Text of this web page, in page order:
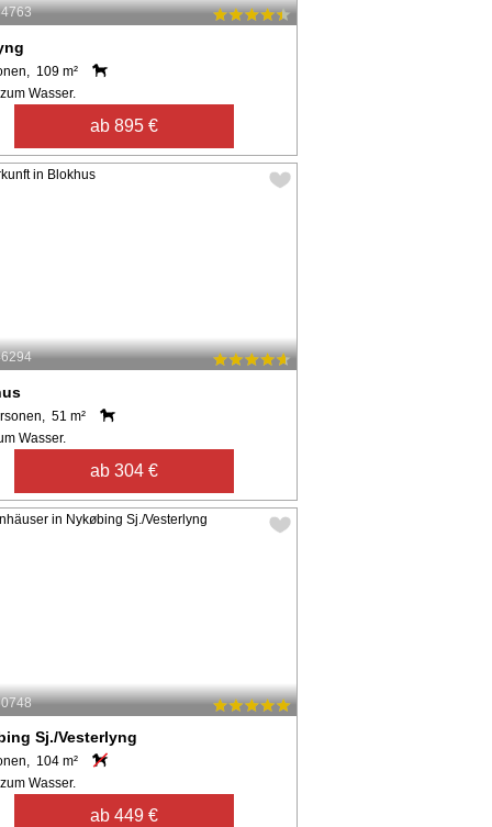
109 m²
Wasser.
ab 895 €
51 m²
Wasser.
ab 304 €
Sj./Vesterlyng
104 m²
Wasser.
ab 449 €